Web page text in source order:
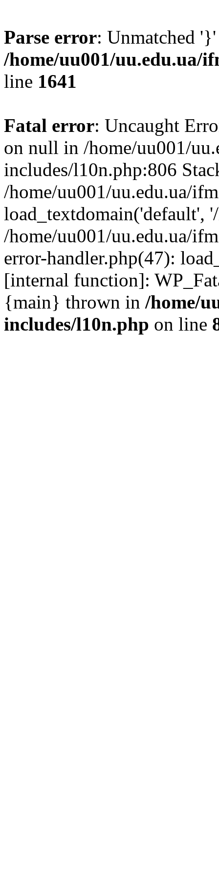
Parse error: Unmatched
/home/uu001/uu.edu.ua/
line 1641
Fatal error: Uncaught
on null in /home/uu001/
includes/l10n.php:806
/home/uu001/uu.edu.ua/
load_textdomain('default',
/home/uu001/uu.edu.ua/
error-handler.php(47):
[internal function]:
{main} thrown in /home/
includes/l10n.php on line